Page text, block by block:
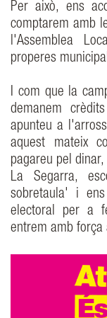
Per això, ens
comptarem amb
l'Assemblea
properes
I com que la
demanem
apunteu a
aquest mateix
pagareu pel
La Segarra,
sobretaula' i
electoral per a
entrem amb força